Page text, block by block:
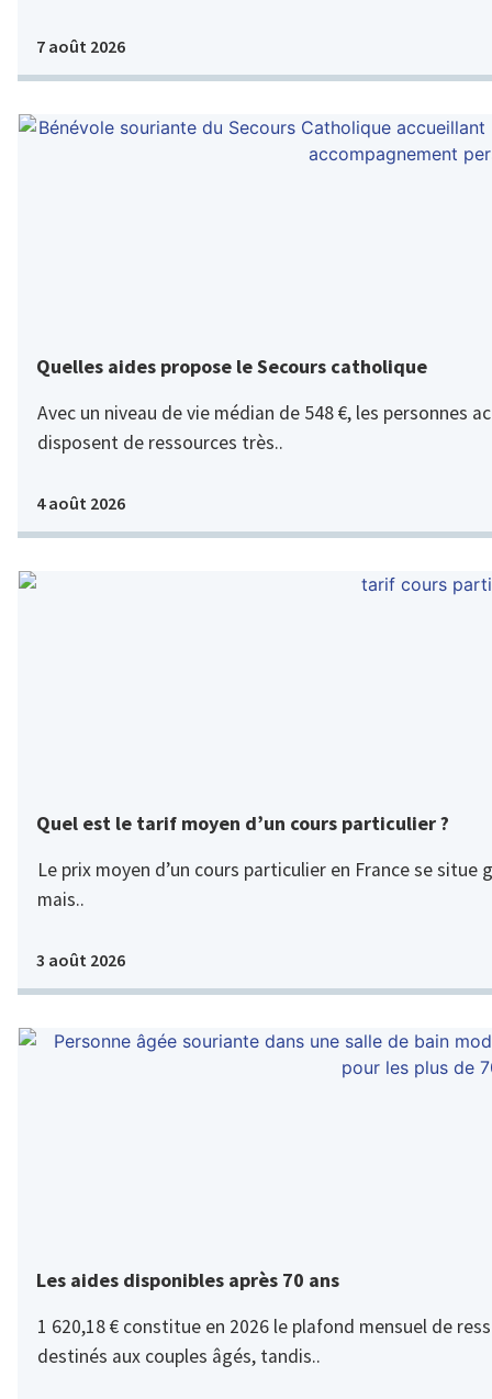
7 août 2026
Quelles aides propose le Secours catholique
Avec un niveau de vie médian de 548 €, les personnes
disposent de ressources très..
4 août 2026
Quel est le tarif moyen d’un cours particulier ?
Le prix moyen d’un cours particulier en France se
mais..
3 août 2026
Les aides disponibles après 70 ans
1 620,18 € constitue en 2026 le plafond mensuel de
destinés aux couples âgés, tandis..